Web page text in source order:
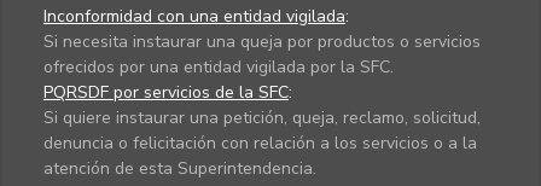
Inconformidad con una entidad vigilada:
Si necesita instaurar una queja por productos o servicios
ofrecidos por una entidad vigilada por la SFC.
PQRSDF por servicios de la SFC:
Si quiere instaurar una petición, queja, reclamo, solicitud,
denuncia o felicitación con relación a los servicios o a la
atención de esta Superintendencia.